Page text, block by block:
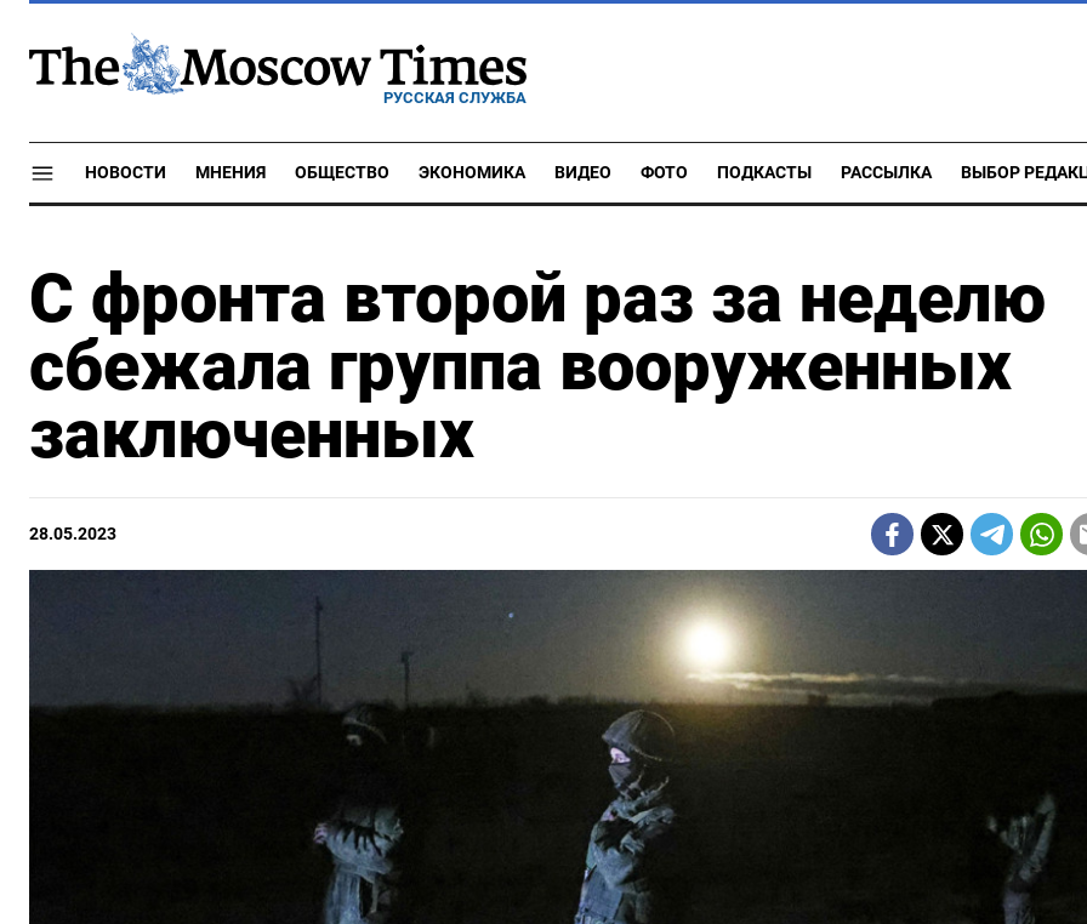
РУССКАЯ СЛУЖБА
НОВОСТИ МНЕНИЯ ОБЩЕСТВО ЭКОНОМИКА ВИДЕО ФОТО ПОДКАСТЫ РАССЫЛКА ВЫБОР
С фронта второй раз за неделю
сбежала группа вооруженных
заключенных
28.05.2023